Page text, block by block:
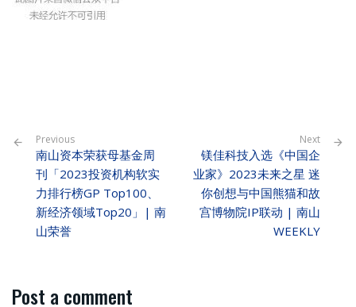
Previous
南山资本荣获母基金周
刊「2023投资机构软实
力排行榜GP Top100、
新经济领域Top20」| 南
山荣誉
Next
镁佳科技入选《中国企
业家》2023未来之星 迷
你创想与中国熊猫和故
宫博物院IP联动 | 南山
WEEKLY
Post a comment